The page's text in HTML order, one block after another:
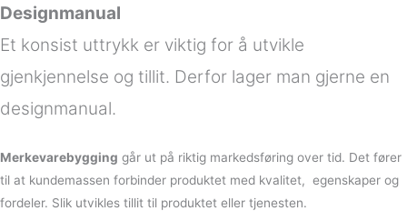
Designmanual
Et konsist uttrykk er viktig for å utvikle
gjenkjennelse og tillit. Derfor lager man gjerne en
designmanual.
Merkevarebygging går ut på riktig markedsføring over tid. Det fører
til at kundemassen forbinder produktet med kvalitet, egenskaper og
fordeler. Slik utvikles tillit til produktet eller tjenesten.